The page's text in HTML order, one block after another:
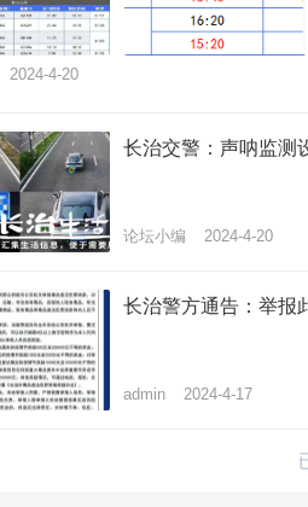
2024-4-20
长治交警：声呐监测
论坛小编 2024-4-20
长治警方通告：举报
admin 2024-4-17